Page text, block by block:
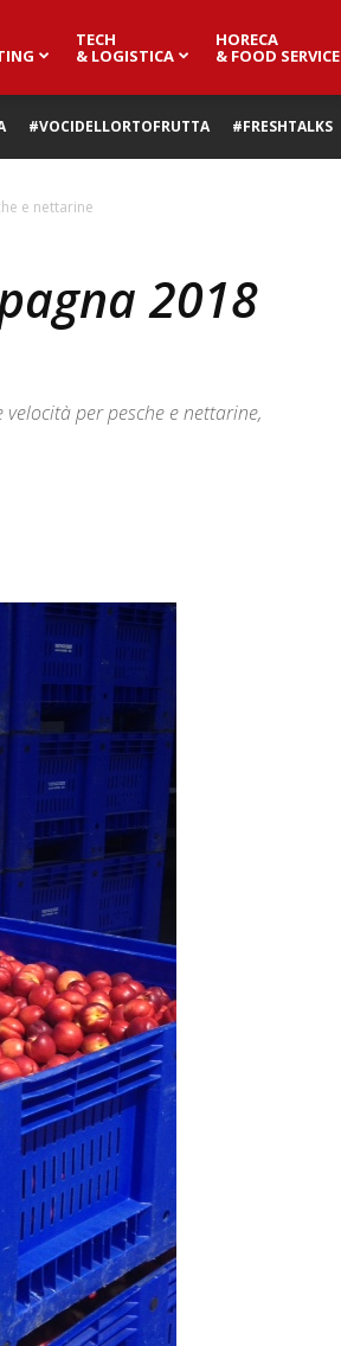
TECH
& LOGISTICA
HORECA
& FOOD SERVICE
#VOCIDELLORTOFRUTTA #FRESHTALKS
e nettarine
2018
per pesche e nettarine,